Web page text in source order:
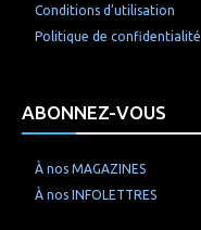
Conditions d’utilisation
Politique de confidentialité
ABONNEZ-VOUS
À nos MAGAZINES
À nos INFOLETTRES